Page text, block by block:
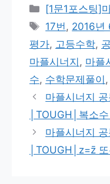
카
테
리
[1문1포스팅]
태
그
17번, 2016년
평가, 고등수학,
마플시너지 , 마플
수, 수학문제풀이 ,
마플시너지
│TOUGH│복소
마플시너지
│TOUGH│z=z̄